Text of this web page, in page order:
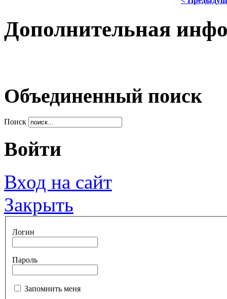
Дополнительная
Объединенный поиск
Поиск
Войти
Вход на сайт
Закрыть
Логин
Пароль
Запомнить меня